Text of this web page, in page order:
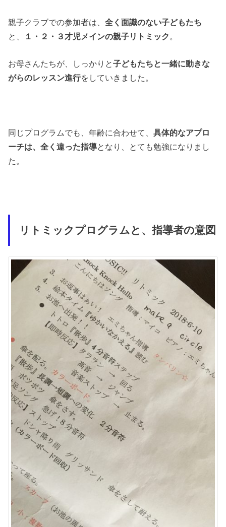
親子クラブでの参加者は、全く面識のない子どもたち
と、
１・２・３才児メインの親子リトミック 。
お母さんたちが、しっかりと子どもたちと一緒に動きな
がらのレッスン進行をしていきました。
同じプログラムでも、年齢に合わせて、具体的なアプロ
ーチは、全く違った指導となり、とても勉強になりまし
た。
リトミックプログラムと、指導者の意図